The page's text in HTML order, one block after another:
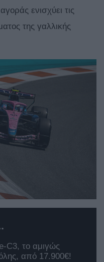
ενισχύει τις
της γαλλικής
C3, το αμιγώς
από 17.900€!